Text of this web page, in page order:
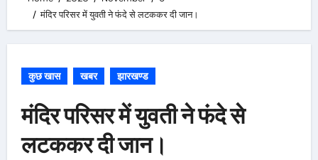
मंदिर परिसर में युवती ने फंदे से लटककर दी जान।
कुछ खास खबर झारखण्ड
मंदिर परिसर में युवती ने फंदे से
लटककर दी जान।